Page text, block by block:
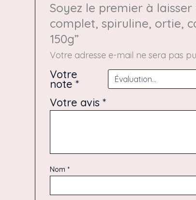
Soyez le premier à
complet, spiruline, ortie,
150g”
Votre adresse e-mail ne sera pas
Votre
note*
Votre avis*
Nom *